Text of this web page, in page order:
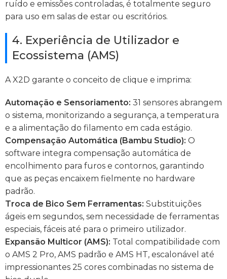
ruído e emissões controladas, é totalmente seguro
para uso em salas de estar ou escritórios.
4. Experiência de Utilizador e
Ecossistema (AMS)
A X2D garante o conceito de clique e imprima:
Automação e Sensoriamento: 31 sensores abrangem
o sistema, monitorizando a segurança, a temperatura
e a alimentação do filamento em cada estágio.
Compensação Automática (Bambu Studio): O
software integra compensação automática de
encolhimento para furos e contornos, garantindo
que as peças encaixem fielmente no hardware
padrão.
Troca de Bico Sem Ferramentas: Substituições
ágeis em segundos, sem necessidade de ferramentas
especiais, fáceis até para o primeiro utilizador.
Expansão Multicor (AMS): Total compatibilidade com
o AMS 2 Pro, AMS padrão e AMS HT, escalonável até
impressionantes 25 cores combinadas no sistema de